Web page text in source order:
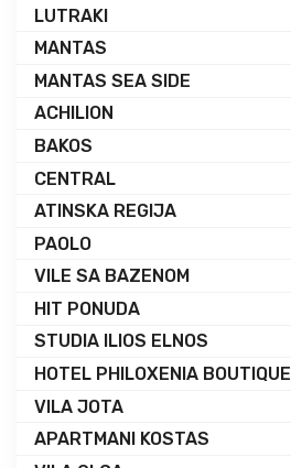
LUTRAKI
MANTAS
MANTAS SEA SIDE
ACHILION
BAKOS
CENTRAL
ATINSKA REGIJA
PAOLO
VILE SA BAZENOM
HIT PONUDA
STUDIA ILIOS ELNOS
HOTEL PHILOXENIA BOUTIQUE
VILA JOTA
APARTMANI KOSTAS